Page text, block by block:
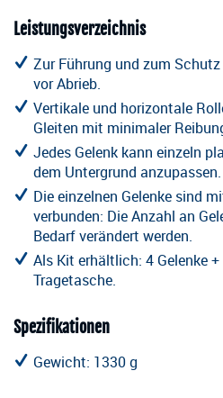
Leistungsverzeichnis
Zur Führung und zum
vor Abrieb.
Vertikale und horizontale
Gleiten mit minimaler
Jedes Gelenk kann einzeln
dem Untergrund anzupassen.
Die einzelnen Gelenke sind
verbunden: Die Anzahl an
Bedarf verändert werden.
Als Kit erhältlich: 4 Gelenke
Tragetasche.
Spezifikationen
Gewicht: 1330 g